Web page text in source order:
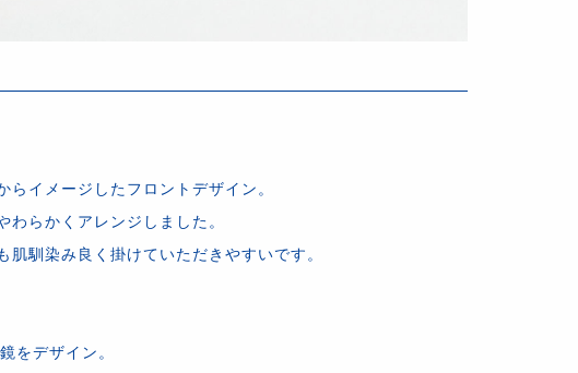
らイメージしたフロントデザイン。
らかくアレンジしました。
馴染み良く掛けていただきやすいです。
をデザイン。